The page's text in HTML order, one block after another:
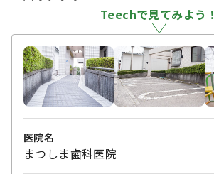
Teechで見てみよう！
医院名
まつしま歯科医院